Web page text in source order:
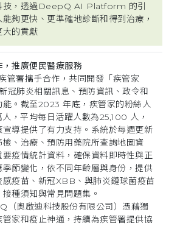
技，透過DeepQ AI Platform 的引
夠更快、更準確地診斷和得到治療，
大的貢獻
推廣便民醫療服務
管署攜手合作，共同開發「疾管家
冠肺炎相關訊息、預防資訊、政令和
能。截至2023 年底，疾管家的粉絲人
，平均每日活躍人數為25,100 人，
導提供了有力支持。系統於每週更新
、治療、預防用藥院所查詢地圖資
疫情統計資料，確保資料即時性與正
節變化，依不同年齡層與身份，提供
感疫苗、新冠XBB、與肺炎鏈球菌疫苗
種須知與常見問題集。
奧啟迪科技股份有限公司）憑藉獨
家和疫止神通，持續為疾管署提供協